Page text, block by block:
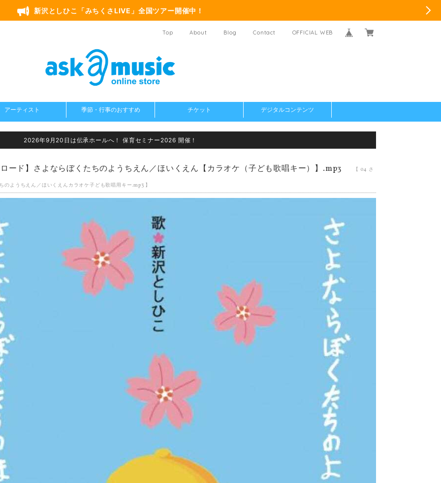
新沢としひこ「みちくさLIVE」全国ツアー開催中！
Top About Blog Contact OFFICIAL WEB
アーティスト 季節・行事のおすすめ チケット デジタルコンテンツ
2026年9月20日は伝承ホールへ！ 保育セミナー2026 開催！
ロード】さよならぼくたちのようちえん／ほいくえん【カラオケ（子ども歌唱キー）】.mp3 【 04 さ
のようちえん／ほいくえんカラオケ子ども歌唱用キー.mp3 】